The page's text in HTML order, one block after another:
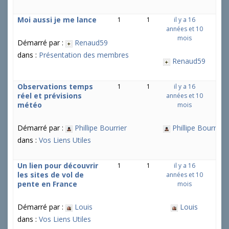
Moi aussi je me lance
Démarré par :
Renaud59
dans : Présentation des membres
1 1
il y a 16
années et 10
mois
Renaud59
Observations temps
réel et prévisions
météo
Démarré par :
Phillipe Bourrier
dans : Vos Liens Utiles
1 1
il y a 16
années et 10
mois
Phillipe Bourrier
Un lien pour découvrir
les sites de vol de
pente en France
Démarré par :
Louis
dans : Vos Liens Utiles
1 1
il y a 16
années et 10
mois
Louis